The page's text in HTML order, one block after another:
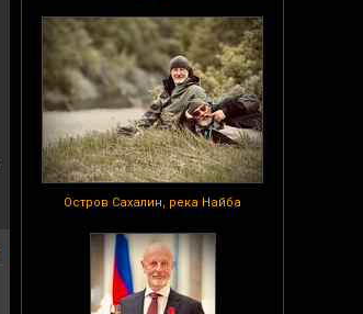
Остров Сахалин, река Найба